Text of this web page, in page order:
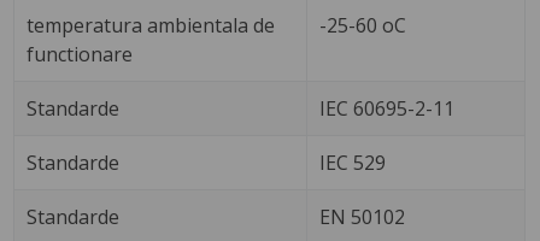
temperatura ambientala de
functionare
-25-60 oC
Standarde IEC 60695-2-11
Standarde IEC 529
Standarde EN 50102